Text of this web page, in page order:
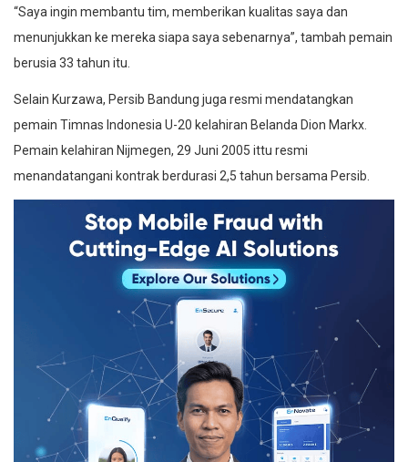
“Saya ingin membantu tim, memberikan kualitas saya dan
menunjukkan ke mereka siapa saya sebenarnya”, tambah pemain
berusia 33 tahun itu.
Selain Kurzawa, Persib Bandung juga resmi mendatangkan
pemain Timnas Indonesia U-20 kelahiran Belanda Dion Markx.
Pemain kelahiran Nijmegen, 29 Juni 2005 ittu resmi
menandatangani kontrak berdurasi 2,5 tahun bersama Persib.